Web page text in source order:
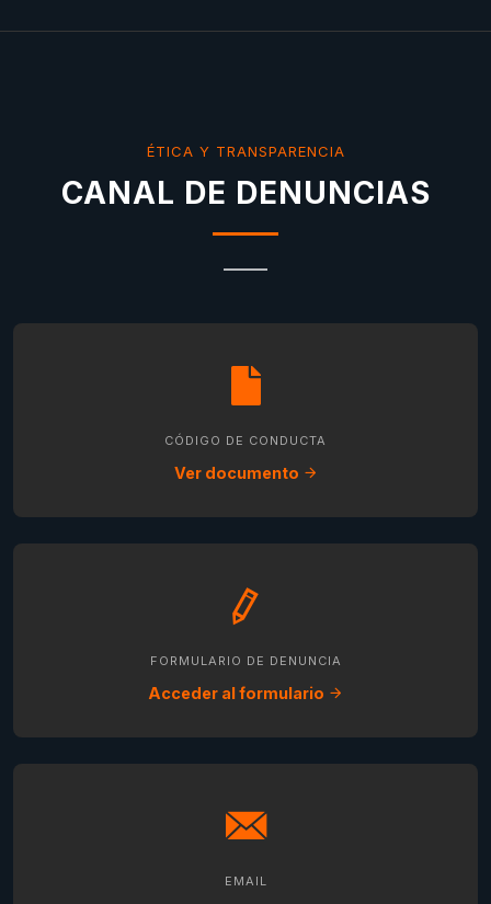
ÉTICA Y TRANSPARENCIA
CANAL DE DENUNCIAS
CÓDIGO DE CONDUCTA
Ver documento
FORMULARIO DE DENUNCIA
Acceder al formulario
EMAIL